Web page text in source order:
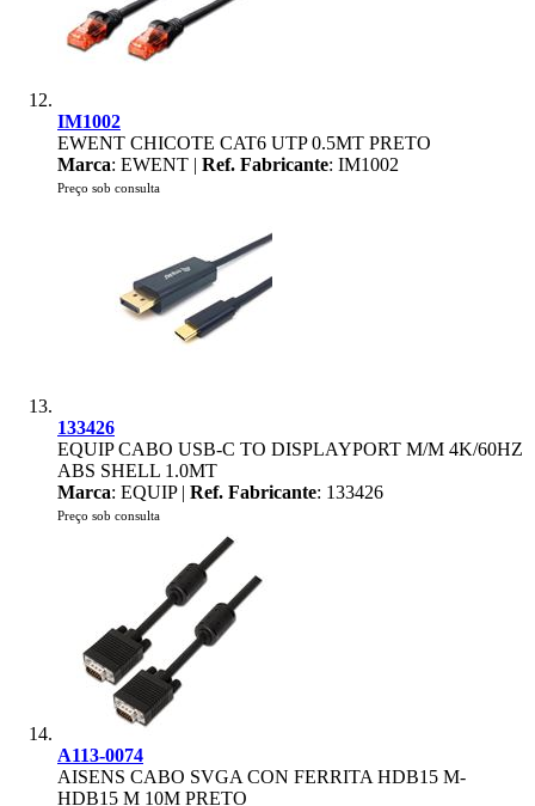
IM1002
EWENT CHICOTE CAT6 UTP 0.5MT PRETO
Marca: EWENT | Ref. Fabricante: IM1002
Preço sob consulta
133426
EQUIP CABO USB-C TO DISPLAYPORT M/M 4K/60HZ
ABS SHELL 1.0MT
Marca: EQUIP | Ref. Fabricante: 133426
Preço sob consulta
A113-0074
AISENS CABO SVGA CON FERRITA HDB15 M-
HDB15 M 10M PRETO